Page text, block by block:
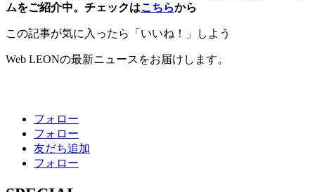
ムをご紹介中。チェックはこちらから
この記事が気に入ったら「いいね！」しよう
Web LEONの最新ニュースをお届けします。
フォロー
フォロー
友だち追加
フォロー